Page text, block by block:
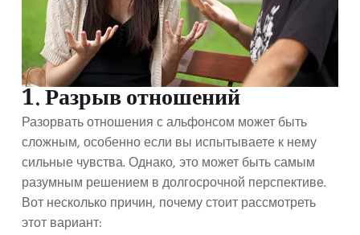
1. Разрыв отношений
Разорвать отношения с альфонсом может быть
сложным, особенно если вы испытываете к нему
сильные чувства. Однако, это может быть самым
разумным решением в долгосрочной перспективе.
Вот несколько причин, почему стоит рассмотреть
этот вариант: